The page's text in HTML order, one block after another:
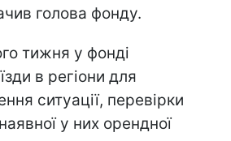
голова фонду.
тижня у фонді
в регіони для
ситуації, перевірки
у них орендної